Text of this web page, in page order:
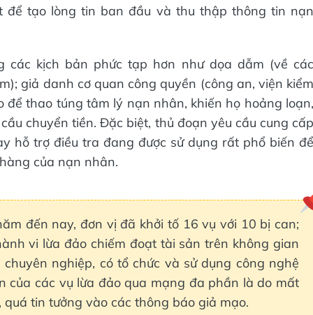
để tạo lòng tin ban đầu và thu thập thông tin nạn
các kịch bản phức tạp hơn như dọa dẫm (về các
giả danh cơ quan công quyền (công an, viện kiểm
để thao túng tâm lý nạn nhân, khiến họ hoảng loạn,
chuyển tiền. Đặc biệt, thủ đoạn yêu cầu cung cấp
hỗ trợ điều tra đang được sử dụng rất phổ biến để
của nạn nhân.
đến nay, đơn vị đã khởi tố 16 vụ với 10 bị can;
vi lừa đảo chiếm đoạt tài sản trên không gian
nghiệp, có tổ chức và sử dụng công nghệ
của các vụ lừa đảo qua mạng đa phần là do mất
tin tưởng vào các thông báo giả mạo.